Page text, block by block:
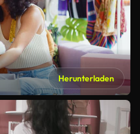
Herunterladen